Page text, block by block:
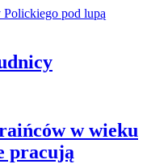
w wieku
pracują